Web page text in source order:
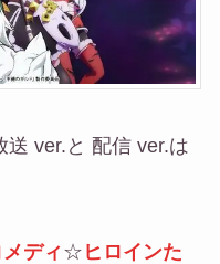
ver.と 配信 ver.は
ディ☆ ヒロインた